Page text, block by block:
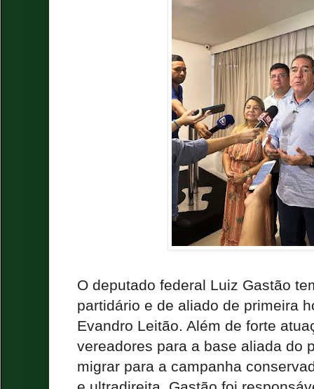
O deputado federal Luiz Gastão
partidário e de aliado de primeira
Evandro Leitão. Além de forte
vereadores para a base aliada do
migrar para a campanha